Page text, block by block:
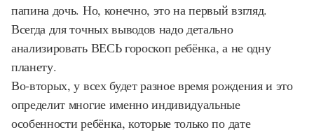
папина дочь. Но, конечно, это на первый взгляд.
Всегда для точных выводов надо детально
анализировать ВЕСЬ гороскоп ребёнка, а не одну
планету.
Во-вторых, у всех будет разное время рождения и это
определит многие именно индивидуальные
особенности ребёнка, которые только по дате